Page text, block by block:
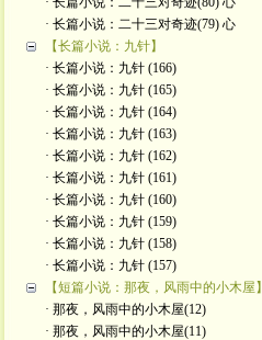
· 长篇小说：二十三对奇迹(79) 心
【长篇小说：九针】
· 长篇小说：九针 (166)
· 长篇小说：九针 (165)
· 长篇小说：九针 (164)
· 长篇小说：九针 (163)
· 长篇小说：九针 (162)
· 长篇小说：九针 (161)
· 长篇小说：九针 (160)
· 长篇小说：九针 (159)
· 长篇小说：九针 (158)
· 长篇小说：九针 (157)
【短篇小说：那夜，风雨中的小木屋】
· 那夜，风雨中的小木屋(12)
· 那夜，风雨中的小木屋(11)